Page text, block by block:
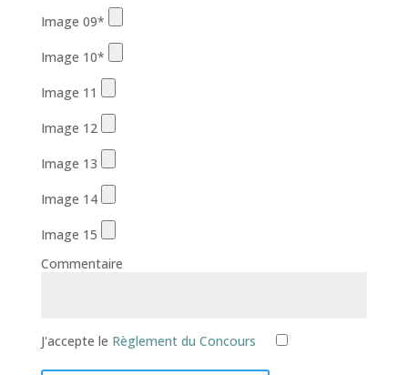
Image 09*
Image 10*
Image 11
Image 12
Image 13
Image 14
Image 15
Commentaire
J'accepte le Règlement du Concours